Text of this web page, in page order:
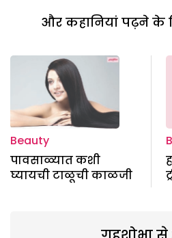
और कहानियां पढ़ने के
Beauty
पावसाळ्यात कशी
घ्यायची टाळूची काळजी